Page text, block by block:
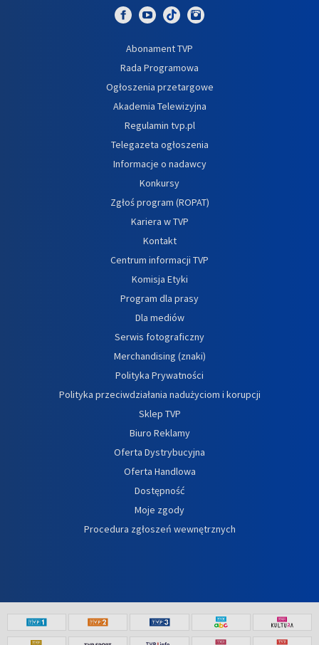
Abonament TVP
Rada Programowa
Ogłoszenia przetargowe
Akademia Telewizyjna
Regulamin tvp.pl
Telegazeta ogłoszenia
Informacje o nadawcy
Konkursy
Zgłoś program (ROPAT)
Kariera w TVP
Kontakt
Centrum informacji TVP
Komisja Etyki
Program dla prasy
Dla mediów
Serwis fotograficzny
Merchandising (znaki)
Polityka Prywatności
Polityka przeciwdziałania nadużyciom i korupcji
Sklep TVP
Biuro Reklamy
Oferta Dystrybucyjna
Oferta Handlowa
Dostępność
Moje zgody
Procedura zgłoszeń wewnętrznych